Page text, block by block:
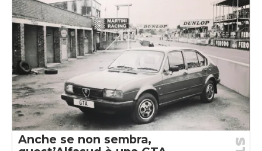
Anche se non sembra,